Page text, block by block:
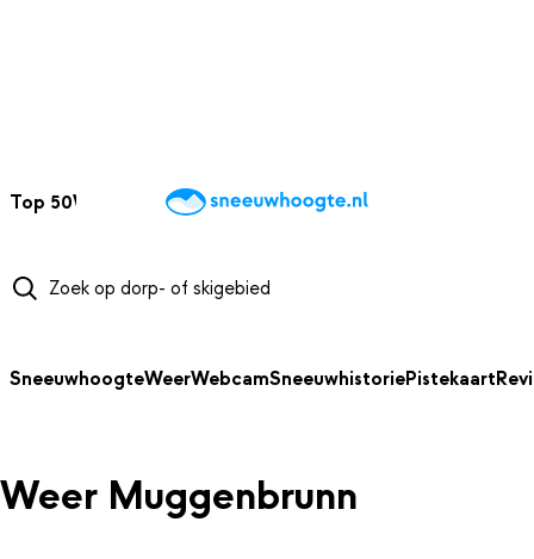
Top 50Webcams WintersportweerKaarten
SneeuwhoogteWeerWebcamSneeuwhistoriePistekaart
Weer Muggenbrunn